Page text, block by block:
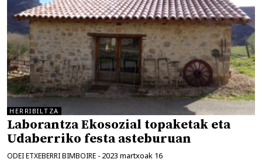
HERRIBILTZA
Laborantza Ekosozial topaketak eta
Udaberriko festa asteburuan
ODEI ETXEBERRI BIMBOIRE - 2023 martxoak 16